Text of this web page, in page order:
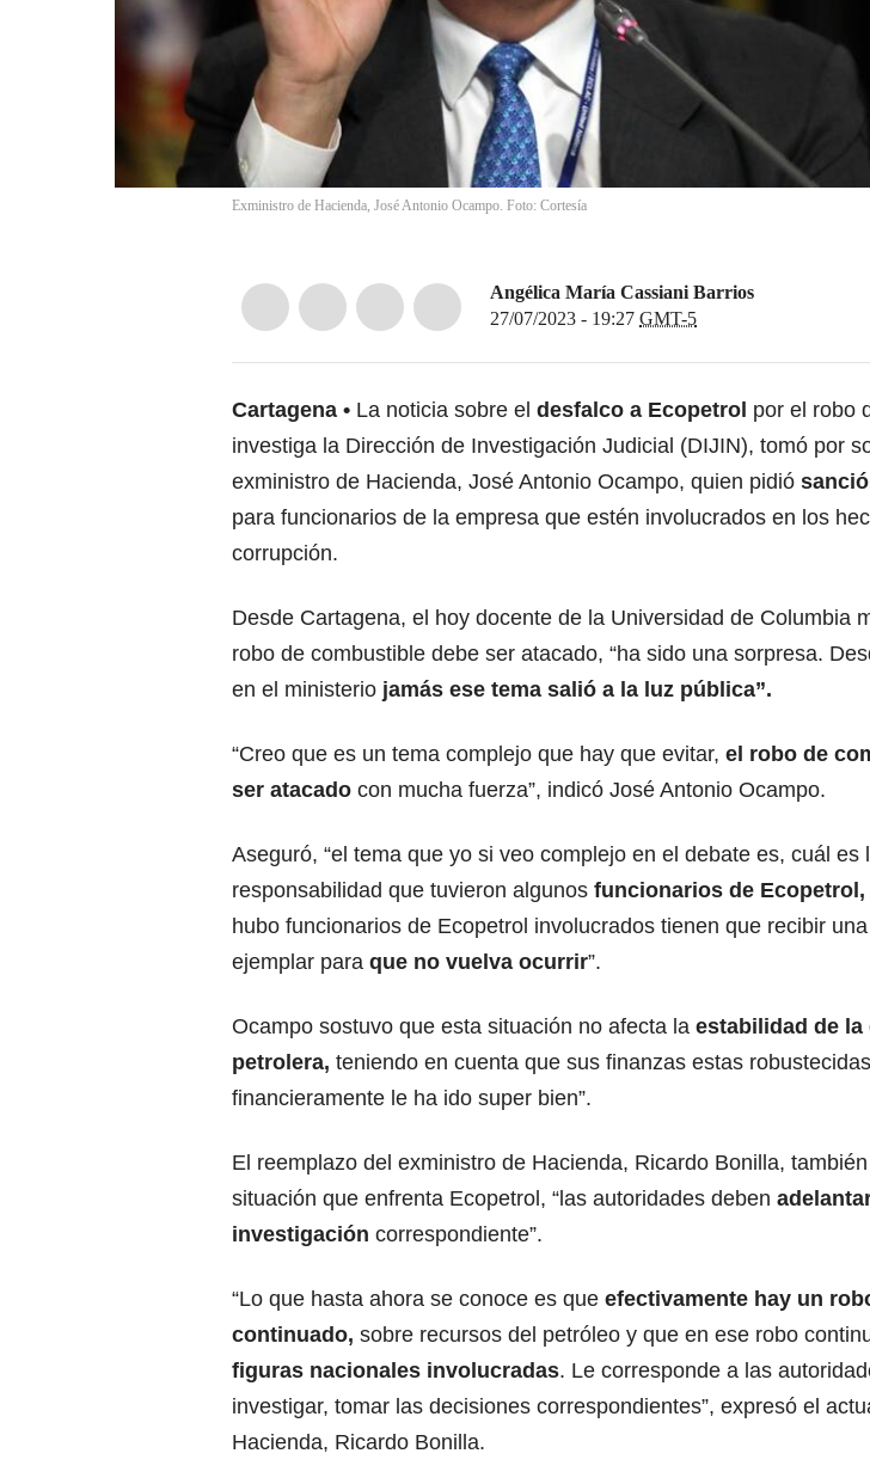
Exministro de Hacienda, José Antonio Ocampo. Foto: Cortesía
Angélica María Cassiani Barrios
27/07/2023 - 19:27 GMT-5
Cartagena La noticia sobre el desfalco a Ecopetrol por el robo
investiga la Dirección de Investigación Judicial (DIJIN), tomó por
exministro de Hacienda, José Antonio Ocampo, quien pidió
para funcionarios de la empresa que estén involucrados en los
corrupción.
Desde Cartagena, el hoy docente de la Universidad de Columbia
robo de combustible debe ser atacado, “ha sido una sorpresa.
en el ministerio jamás ese tema salió a la luz pública”.
“Creo que es un tema complejo que hay que evitar, el robo de
ser atacado con mucha fuerza”, indicó José Antonio Ocampo.
Aseguró, “el tema que yo si veo complejo en el debate es, cuál es
responsabilidad que tuvieron algunos funcionarios de
hubo funcionarios de Ecopetrol involucrados tienen que recibir
ejemplar para que no vuelva ocurrir”.
Ocampo sostuvo que esta situación no afecta la estabilidad de la
petrolera, teniendo en cuenta que sus finanzas estas
financieramente le ha ido super bien”.
El reemplazo del exministro de Hacienda, Ricardo Bonilla,
situación que enfrenta Ecopetrol, “las autoridades deben
investigación correspondiente”.
“Lo que hasta ahora se conoce es que efectivamente hay un
continuado, sobre recursos del petróleo y que en ese robo
figuras nacionales involucradas. Le corresponde a las
investigar, tomar las decisiones correspondientes”, expresó el
Hacienda, Ricardo Bonilla.